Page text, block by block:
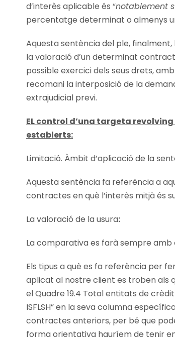
d’interès aplicable és “notablement
percentatge determinat o almenys
Aquesta sentència del ple,
la valoració d’un determinat
possible exercici dels seus drets,
recomani la interposició de la
extrajudicial previ.
EL control d’una targeta
establerts:
Limitació. Àmbit d’aplicació de la
Aquesta sentència fa referència a
contractes en què l’interès mitjà és
La valoració de la usura:
La comparativa es farà sempre
Els tipus a què es fa referència per
aplicat al nostre client es troben als
el Quadre 19.4 Total entitats de
ISFLSH” en la seva columna
contractes anteriors, per bé que
forma orientativa hauríem de tenir